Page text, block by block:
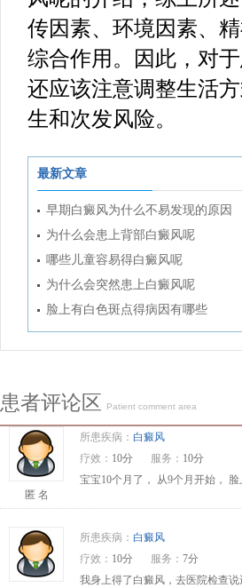
传因素、环境因素、
综合作用。因此，对
还应该注意调整生活
生和次发风险。
最新文章
早期白癜风为什么不易发现的原因
为什么会患上背部白癜风呢
哪些儿童容易得白癜风呢
为什么会突然患上白癜风呢
脸上有白色斑点得病因有哪些
患者评论区 Patient comment area
匿 名
所患疾病： 白癜风
疗效： 10分 服务： 10分
宝宝10个月了， 从9个月开始，
所患疾病： 白癜风
疗效： 10分 服务： 7分
我身上得了白癜风，去医院检查